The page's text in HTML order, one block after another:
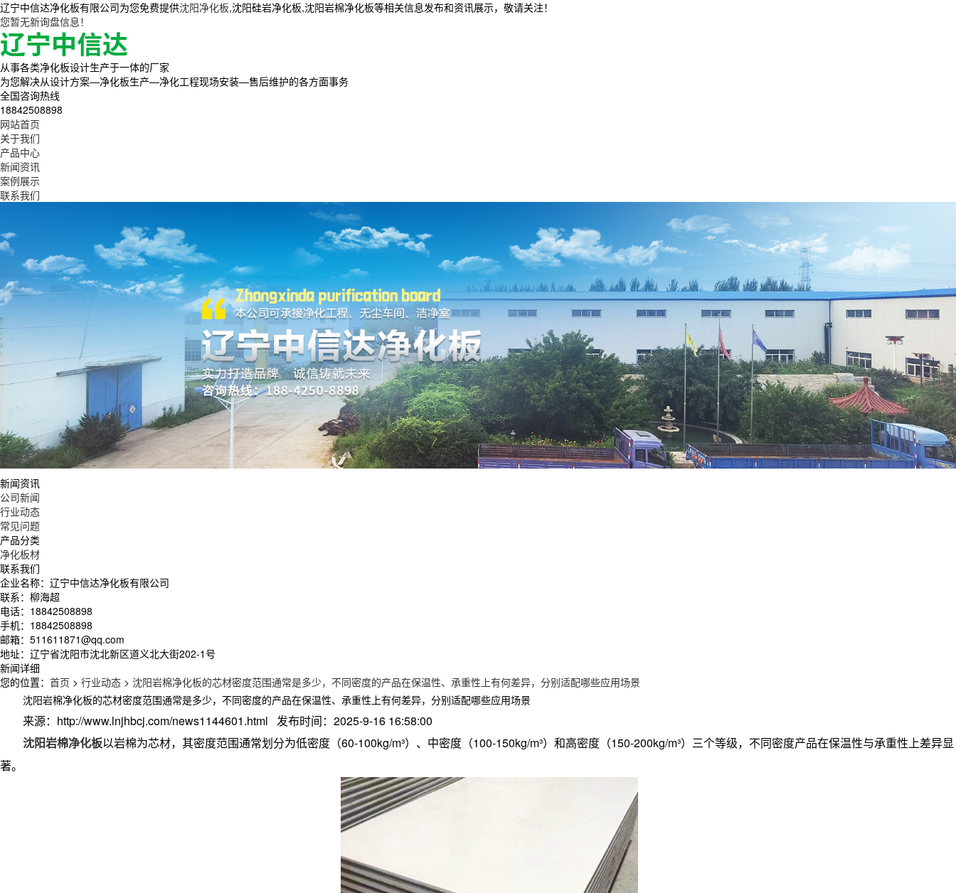
辽宁中信达净化板有限公司为您免费提供沈阳净化板,沈阳硅岩净化板,沈阳岩棉净化板等相关信息发布和资讯展示，敬请关注！
您暂无新询盘信息！
从事各类净化板设计生产于一体的厂家
为您解决从设计方案—净化板生产—净化工程现场安装—售后维护的各方面事务
全国咨询热线
18842508898
网站首页
关于我们
产品中心
新闻资讯
案例展示
联系我们
新闻资讯
公司新闻
行业动态
常见问题
产品分类
净化板材
联系我们
企业名称：辽宁中信达净化板有限公司
联系：柳海超
电话：18842508898
手机：18842508898
邮箱：511611871@qq.com
地址：辽宁省沈阳市沈北新区道义北大街202-1号
新闻详细
您的位置： 首页 > 行业动态 > 沈阳岩棉净化板的芯材密度范围通常是多少，不同密度的产品在保温性、承重性上有何差异，分别适配哪些应用场景
沈阳岩棉净化板的芯材密度范围通常是多少，不同密度的产品在保温性、承重性上有何差异，分别适配哪些应用场景
来源：http://www.lnjhbcj.com/news1144601.html 发布时间：2025-9-16 16:58:00
沈阳岩棉净化板以岩棉为芯材，其密度范围通常划分为低密度（60-100kg/m³）、中密度（100-150kg/m³）和高密度（150-200kg/m³）三个等级，不同密度产品在保温性与承重性上差异显
著。